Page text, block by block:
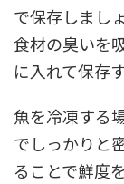
で保存しまし
食材の臭いを
に入れて保存
魚を冷凍する
でしっかりと
ることで鮮度